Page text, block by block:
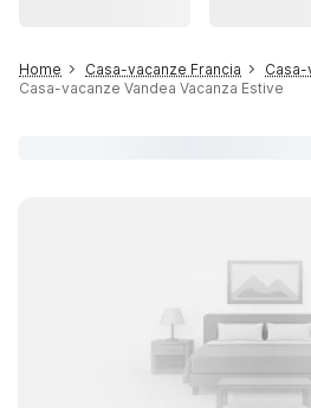
Home Casa-vacanze Francia
Casa-
Casa-vacanze Vandea Vacanza Estive